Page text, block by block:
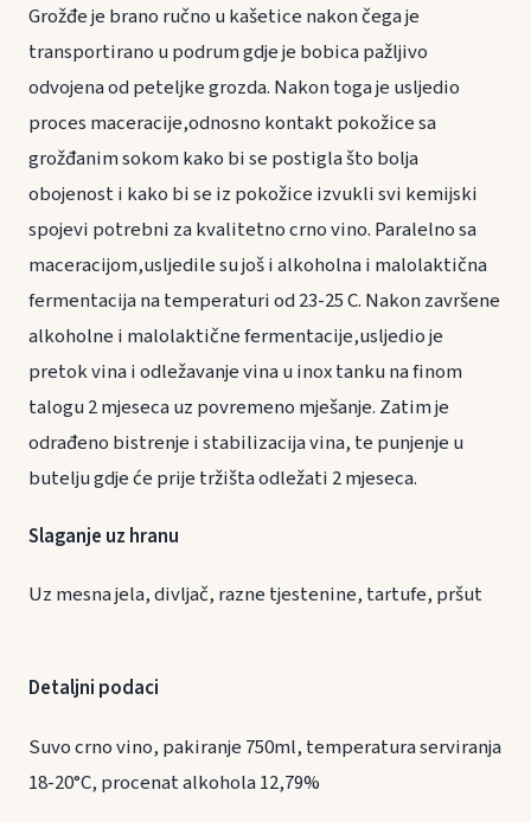
Grožđe je brano ručno u kašetice nakon čega je
transportirano u podrum gdje je bobica pažljivo
odvojena od peteljke grozda. Nakon toga je usljedio
proces maceracije,odnosno kontakt pokožice sa
grožđanim sokom kako bi se postigla što bolja
obojenost i kako bi se iz pokožice izvukli svi kemijski
spojevi potrebni za kvalitetno crno vino. Paralelno sa
maceracijom,usljedile su još i alkoholna i malolaktična
fermentacija na temperaturi od 23-25 C. Nakon završene
alkoholne i malolaktične fermentacije,usljedio je
pretok vina i odležavanje vina u inox tanku na finom
talogu 2 mjeseca uz povremeno mješanje. Zatim je
odrađeno bistrenje i stabilizacija vina, te punjenje u
butelju gdje će prije tržišta odležati 2 mjeseca.
Slaganje uz hranu
Uz mesna jela, divljač, razne tjestenine, tartufe, pršut
Detaljni podaci
Suvo crno vino, pakiranje 750ml, temperatura serviranja
18-20°C, procenat alkohola 12,79%